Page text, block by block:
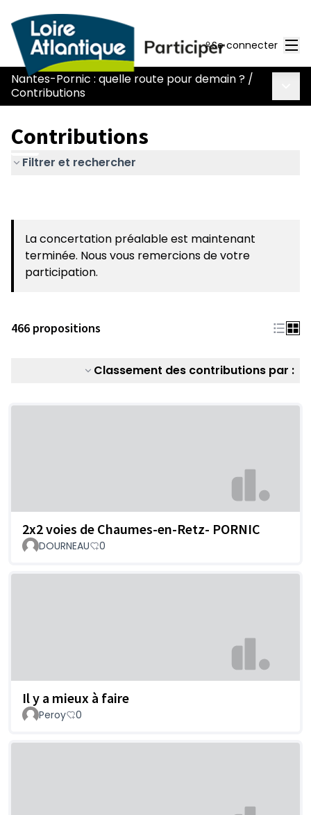
Se connecter
Nantes-Pornic : quelle route pour demain ? /
Contributions
Contributions
Filtrer et rechercher
La concertation préalable est maintenant
terminée. Nous vous remercions de votre
participation.
466 propositions
Classement des contributions par :
2x2 voies de Chaumes-en-Retz- PORNIC
DOURNEAU 0
Il y a mieux à faire
Peroy 0